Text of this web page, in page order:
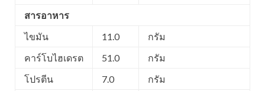
สารอาหาร
ไขมัน
11.0
กรัม
คาร์โบไฮเดรต
51.0
กรัม
โปรตีน
7.0
กรัม